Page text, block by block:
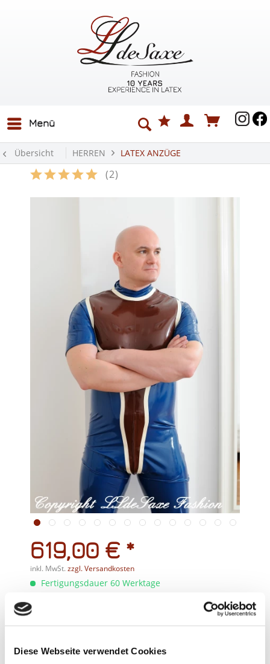
Diese Webseite verwendet Cookies
Menü
Übersicht HERREN LATEX ANZÜGE
Latex Herrenanzug Zip Off
(2)
619,00 € *
inkl. MwSt. zzgl. Versandkosten
Fertigungsdauer 60 Werktage